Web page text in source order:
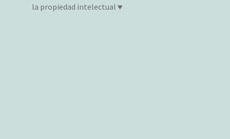
la propiedad intelectual ♥